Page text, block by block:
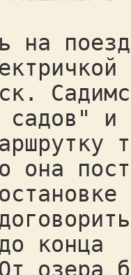
на
садов"
она
конца
озера